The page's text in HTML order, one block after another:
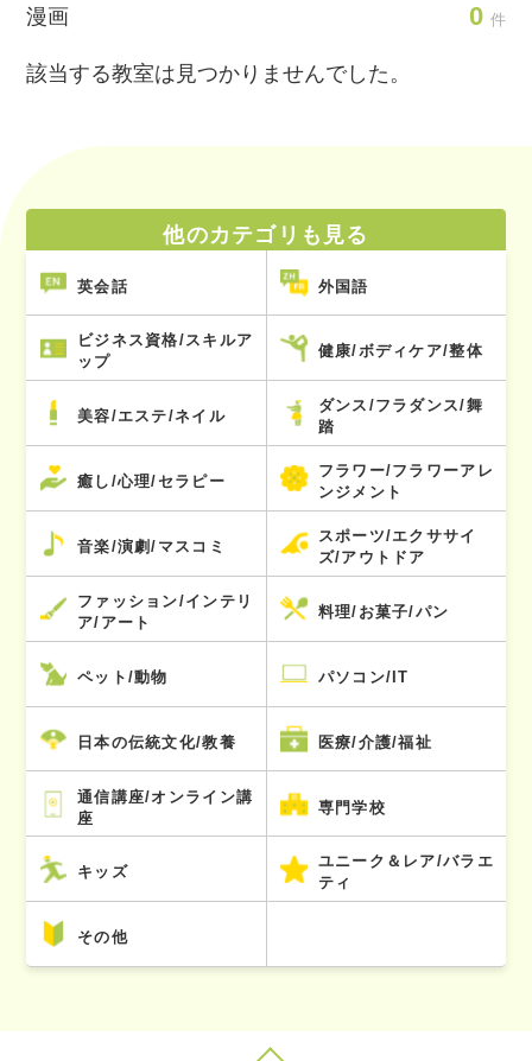
漫画 0 件
該当する教室は見つかりませんでした。
他のカテゴリも見る
英会話 外国語
ビジネス資格/スキルア
ップ
健康/ボディケア/整体
美容/エステ/ネイル
ダンス/フラダンス/舞
踏
癒し/心理/セラピー
フラワー/フラワーアレ
ンジメント
音楽/演劇/マスコミ
スポーツ/エクササイ
ズ/アウトドア
ファッション/インテリ
ア/アート
料理/お菓子/パン
ペット/動物 パソコン/IT
日本の伝統文化/教養 医療/介護/福祉
通信講座/オンライン講
座
専門学校
キッズ
ユニーク＆レア/バラエ
ティ
その他